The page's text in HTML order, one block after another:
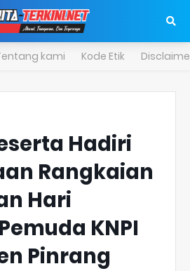
kami Kode Etik
Hadiri
Rangkaian
Hari
KNPI
Pinrang